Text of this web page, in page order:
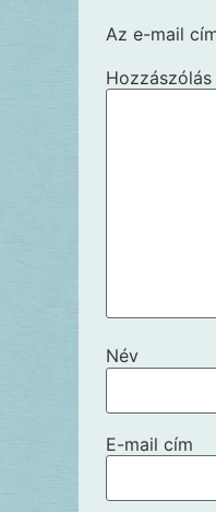
Az e-mail
Hozzászólás
Név
E-mail cím